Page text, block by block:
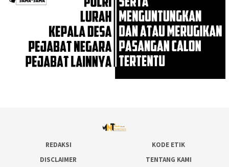
REDAKSI
KODE ETIK
DISCLAIMER
TENTANG KAMI